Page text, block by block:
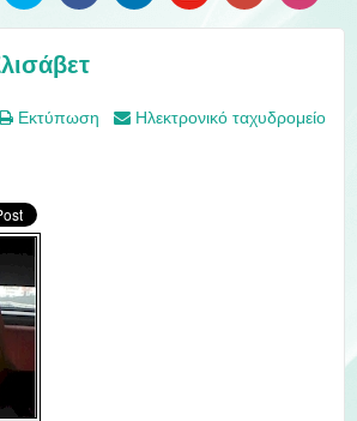
Εκτύπωση Ηλεκτρονικό ταχυδρομείο